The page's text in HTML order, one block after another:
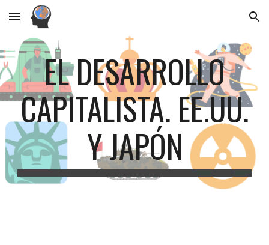
Skip to main content Skip to navigation
EL DESARROLLO
CAPITALISTA. EE.UU.
Y JAPÓN